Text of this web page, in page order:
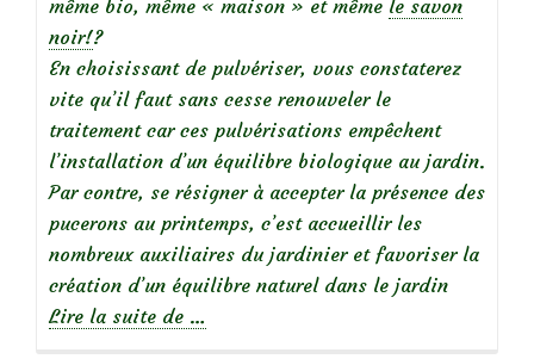
même bio, même « maison » et même le savon
noir!?
En choisissant de pulvériser, vous constaterez
vite qu’il faut sans cesse renouveler le
traitement car ces pulvérisations empêchent
l’installation d’un équilibre biologique au jardin.
Par contre, se résigner à accepter la présence des
pucerons au printemps, c’est accueillir les
nombreux auxiliaires du jardinier et favoriser la
création d’un équilibre naturel dans le jardin
Lire la suite de à
…